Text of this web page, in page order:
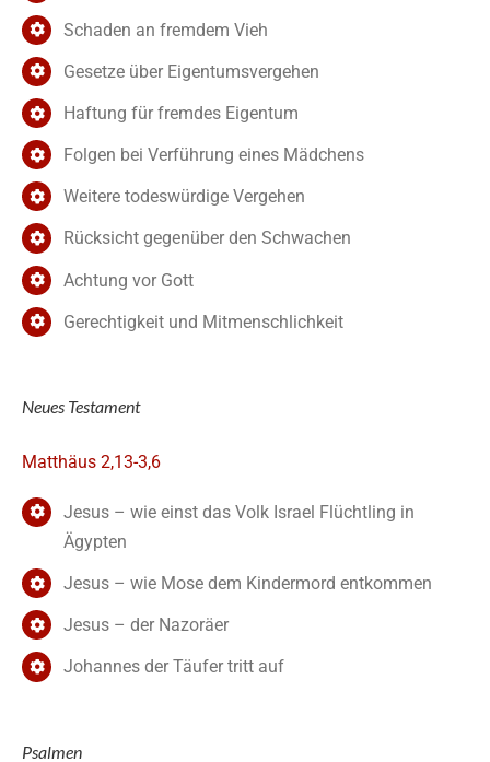
Schaden an fremdem Vieh
Gesetze über Eigentumsvergehen
Haftung für fremdes Eigentum
Folgen bei Verführung eines Mädchens
Weitere todeswürdige Vergehen
Rücksicht gegenüber den Schwachen
Achtung vor Gott
Gerechtigkeit und Mitmenschlichkeit
Neues Testament
Matthäus 2,13-3,6
Jesus – wie einst das Volk Israel Flüchtling in
Ägypten
Jesus – wie Mose dem Kindermord entkommen
Jesus – der Nazoräer
Johannes der Täufer tritt auf
Psalmen